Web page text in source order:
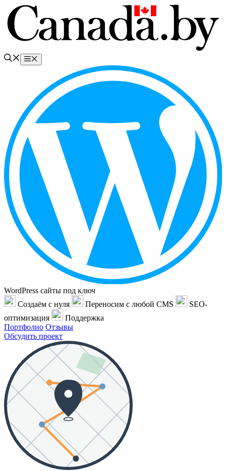
Перейти
содержимому
Меню
WordPress сайты под ключ
Создаём с нуля
Переносим с любой CMS
SEO-
оптимизация
Поддержка
Портфолио Отзывы
Обсудить проект